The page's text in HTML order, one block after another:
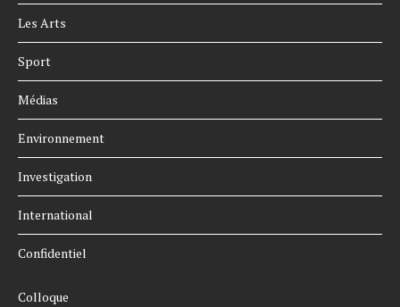
Les Arts
Sport
Médias
Environnement
Investigation
International
Confidentiel
Colloque